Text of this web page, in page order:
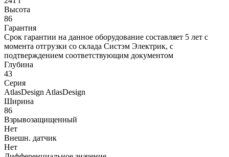
Высота
86
Гарантия
Срок гарантии на данное оборудование составляет 5 лет с
момента отгрузки со склада Систэм Электрик, с
подтверждением соответствующим документом
Глубина
43
Серия
AtlasDesign AtlasDesign
Ширина
86
Взрывозащищенный
Нет
Внешн. датчик
Нет